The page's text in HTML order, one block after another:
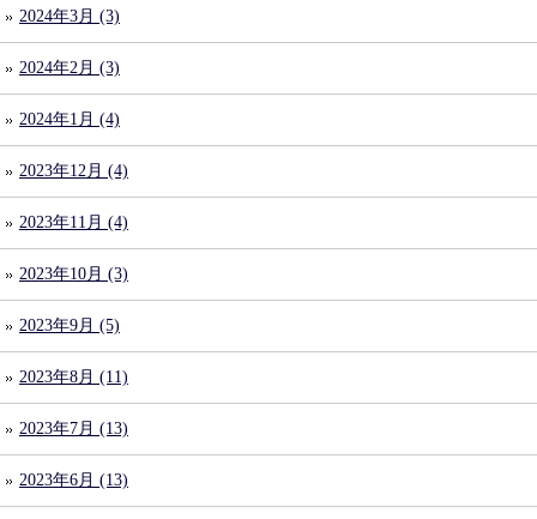
2024年3月 (3)
2024年2月 (3)
2024年1月 (4)
2023年12月 (4)
2023年11月 (4)
2023年10月 (3)
2023年9月 (5)
2023年8月 (11)
2023年7月 (13)
2023年6月 (13)